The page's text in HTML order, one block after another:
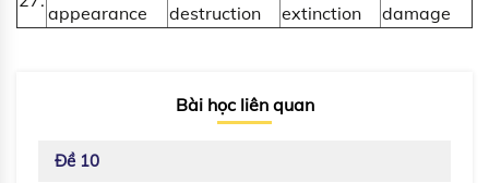
appearance
destruction
extinction
damage
Bài học liên quan
Đề 10